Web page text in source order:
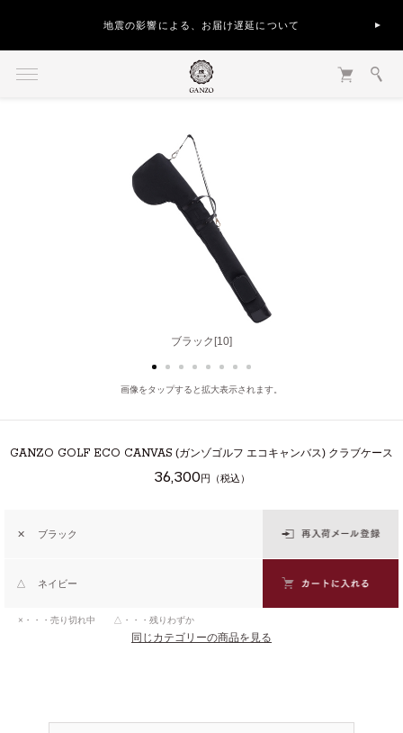
地震の影響による、お届け遅延について
ブラック[10]
ネイビー[86]
画像をタップすると拡大表示されます。
GANZO GOLF ECO CANVAS (ガンゾゴルフ エコキャンバス) クラブケース
36,300円（税込）
✕ ブラック
△ ネイビー
×・・・売り切れ中 △・・・残りわずか
同じカテゴリーの商品を見る